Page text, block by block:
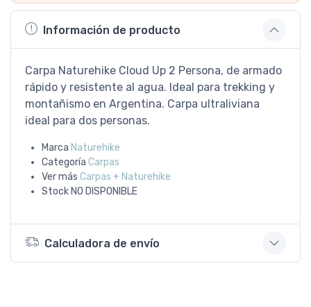
Información de producto
Carpa Naturehike Cloud Up 2 Persona, de armado
rápido y resistente al agua. Ideal para trekking y
montañismo en Argentina. Carpa ultraliviana
ideal para dos personas.
Marca Naturehike
Categoría Carpas
Ver más Carpas + Naturehike
Stock NO DISPONIBLE
Calculadora de envío